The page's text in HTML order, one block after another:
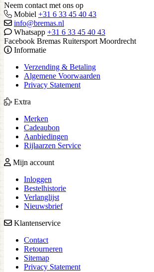
Neem contact met ons op
Mobiel +31 6 33 45 40 43
info@bremas.nl
Whatsapp +31 6 33 45 40 43
Facebook Bremas Ruitersport Moordrecht
Informatie
Verzending & Betaling
Algemene Voorwaarden
Privacy Statement
Extra
Merken
Cadeaubon
Aanbiedingen
Rijlaarzen Service
Mijn account
Inloggen
Bestelhistorie
Verlanglijst
Nieuwsbrief
Klantenservice
Contact
Retourneren
Sitemap
Privacy Statement